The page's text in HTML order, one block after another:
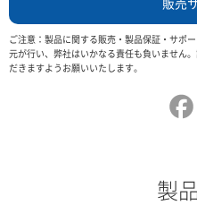
販売
ご注意：製品に関する販売・製品保証・サポ
元が行い、弊社はいかなる責任も負いません
だきますようお願いいたします。
製